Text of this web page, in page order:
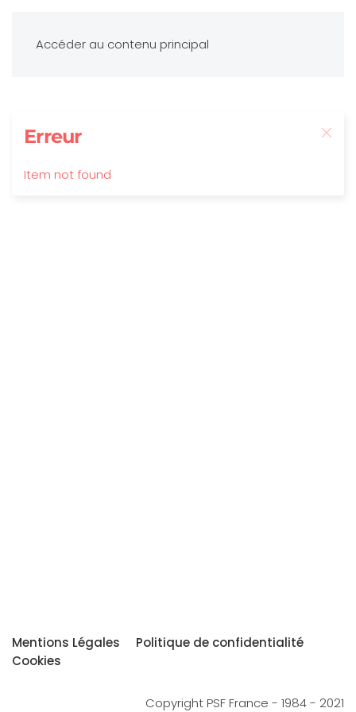
Accéder au contenu principal
Erreur
Item not found
Mentions Légales
Politique de confidentialité
Cookies
Copyright PSF France - 1984 - 2021